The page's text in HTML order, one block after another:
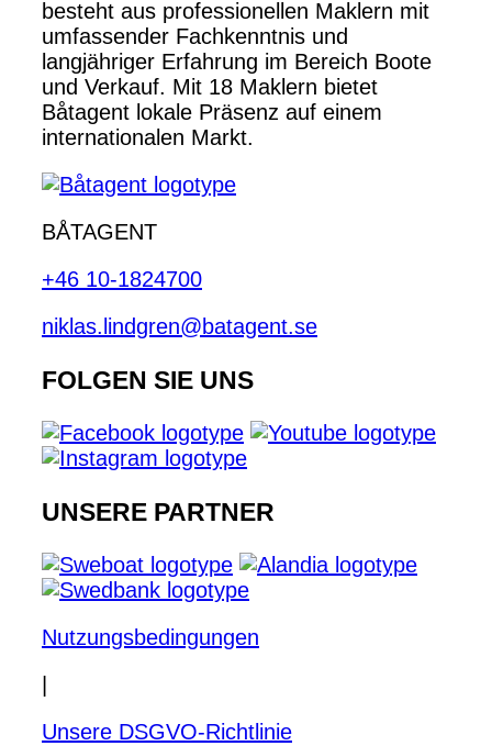
besteht aus professionellen Maklern mit
umfassender Fachkenntnis und
langjähriger Erfahrung im Bereich Boote
und Verkauf. Mit 18 Maklern bietet
Båtagent lokale Präsenz auf einem
internationalen Markt.
BÅTAGENT
+46 10-1824700
niklas.lindgren@batagent.se
FOLGEN SIE UNS
UNSERE PARTNER
Nutzungsbedingungen
Unsere DSGVO-Richtlinie